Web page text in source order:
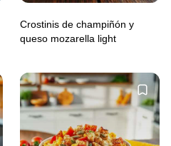
Crostinis de champiñón y
queso mozarella light